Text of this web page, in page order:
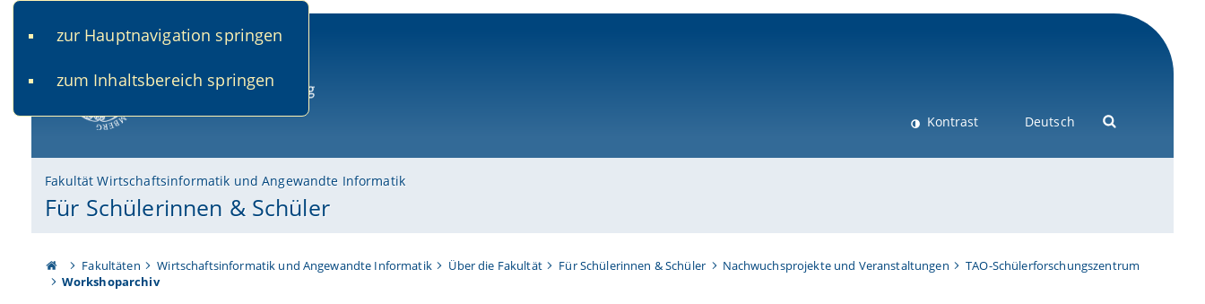
zur Hauptnavigation springen
zum Inhaltsbereich springen
Kontrast Deutsch
Fakultät Wirtschaftsinformatik und Angewandte Informatik
Für Schülerinnen & Schüler
Fakultäten Wirtschaftsinformatik und Angewandte Informatik Über die Fakultät Für Schülerinnen & Schüler Nachwuchsprojekte und Veranstaltungen
TAO-Schülerforschungszentrum
Workshoparchiv